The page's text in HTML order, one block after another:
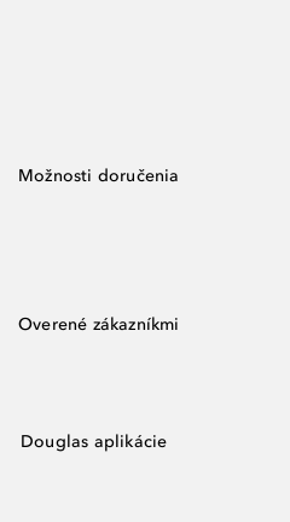
Možnosti doručenia
Overené zákazníkmi
Douglas aplikácie